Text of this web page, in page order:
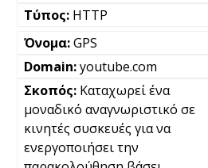
HTTP
GPS
youtube.com
Καταχωρεί ένα
μοναδικό αναγνωριστικό σε
κινητές συσκευές για να
ενεργοποιήσει την